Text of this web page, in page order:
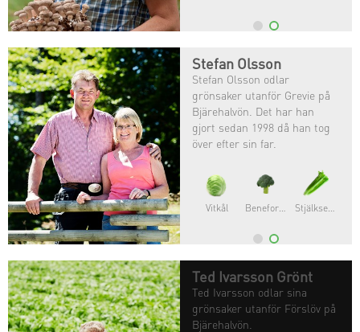
Stefan Olsson
Stefan Olsson odlar
grönsaker utanför Grevie på
Bjärehalvön. Det har han
gjort sedan 1998 då han tog
över efter sin far.
Vitkål Stjälkselleri
Ted Ivarsson Grönt
Ted Ivarsson odlar sina
grönsaker utanför Förslöv på
Bjärehalvön.